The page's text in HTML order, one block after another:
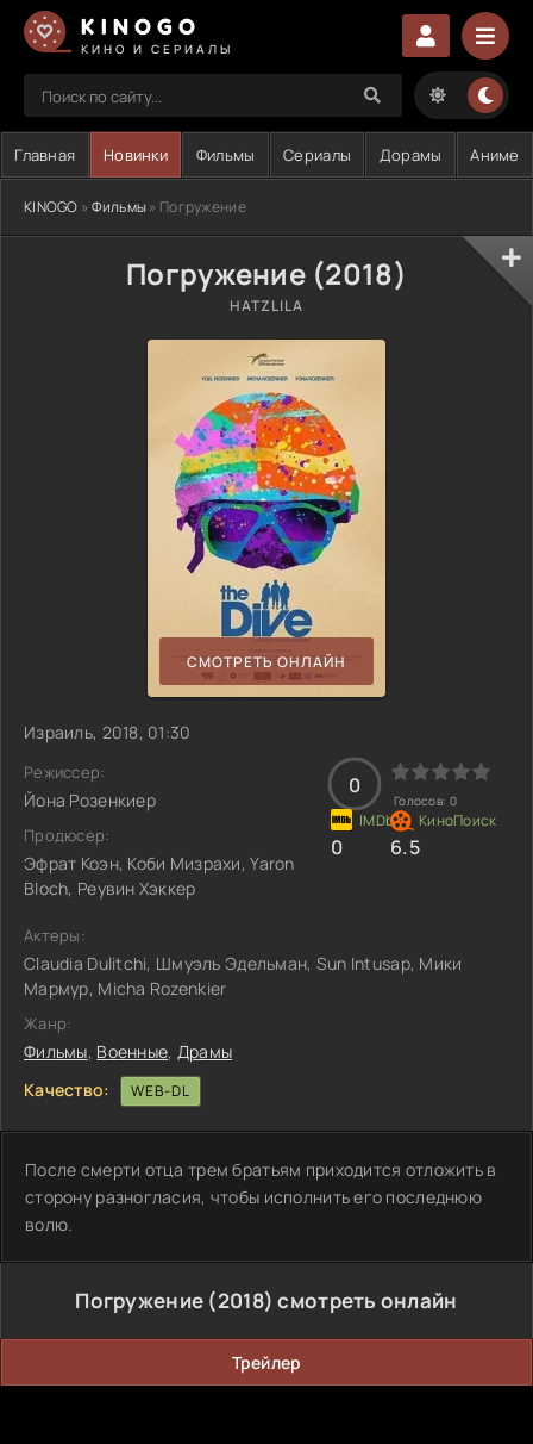
KINOGO
КИНО И СЕРИАЛЫ
Главная Новинки Фильмы Сериалы Дорамы Аниме
KINOGO » Фильмы» Погружение
Погружение (2018)
HATZLILA
СМОТРЕТЬ ОНЛАЙН
Израиль, 2018, 01:30
Режиссер:
Йона Розенкиер
Продюсер:
Эфрат Коэн, Коби Мизрахи, Yaron
Bloch, Реувин Хэккер
0
Голосов: 0
0 6.5
Актеры:
Claudia Dulitchi, Шмуэль Эдельман, Sun Intusap, Мики
Мармур, Micha Rozenkier
Жанр:
Фильмы, Военные, Драмы
Качество:
WEB-DL
После смерти отца трем братьям приходится отложить в
сторону разногласия, чтобы исполнить его последнюю
волю.
Погружение (2018) смотреть онлайн
Трейлер